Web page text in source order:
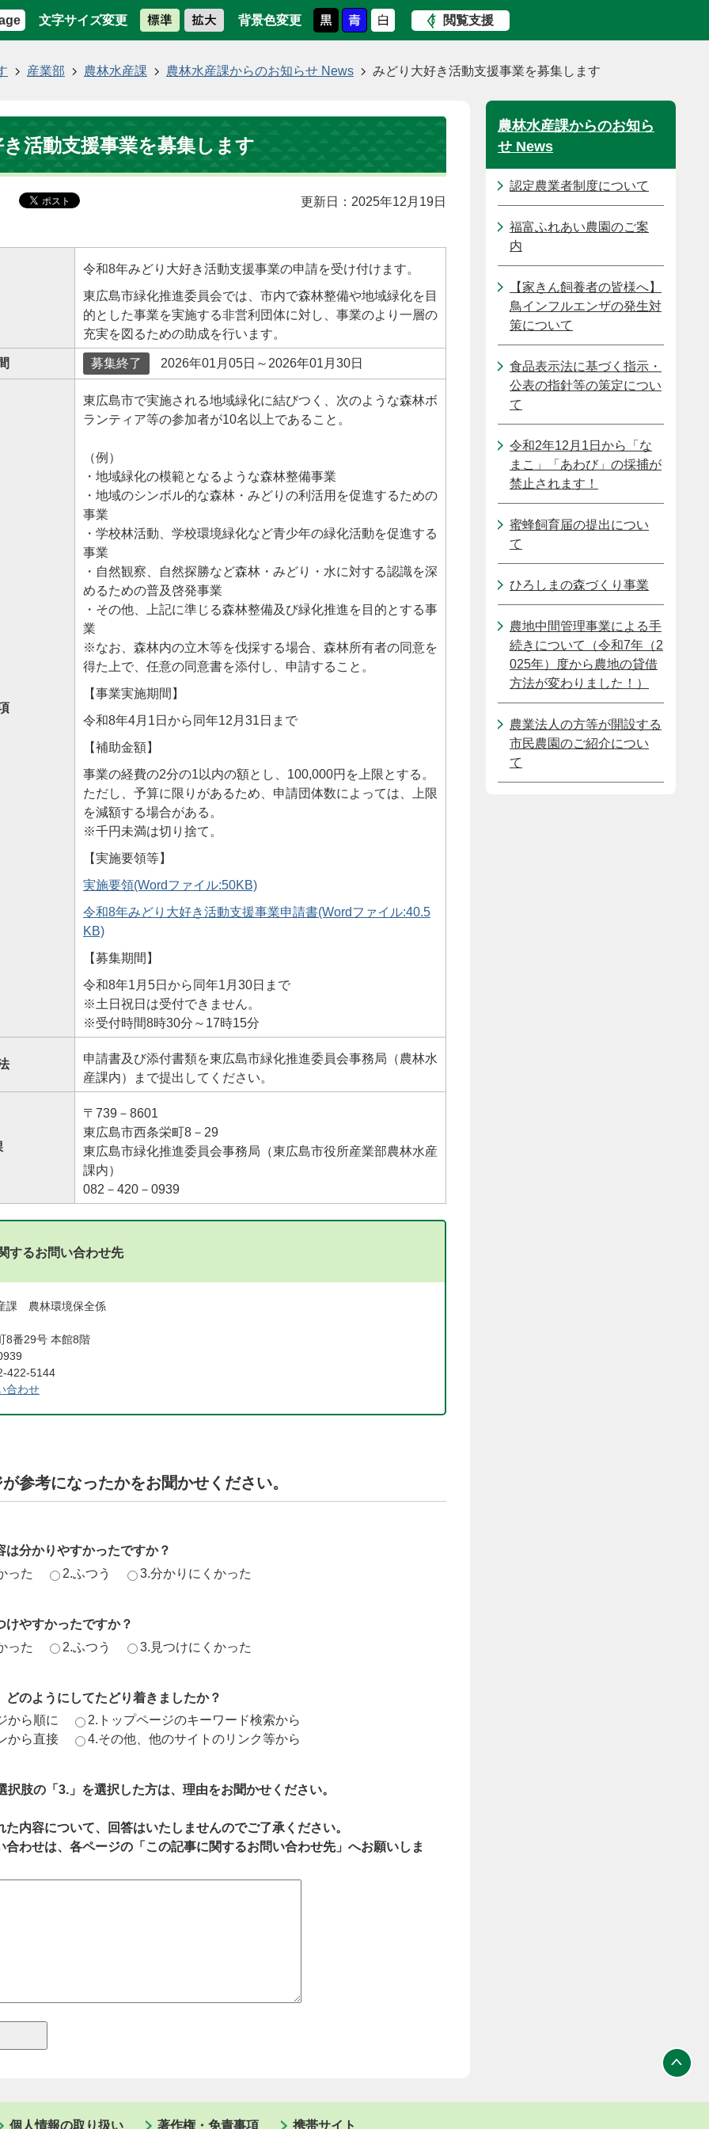
文字サイズ変更 背景色変更 閲覧支援
産業部 農林水産課 農林水産課からのお知らせ News みどり大好き活動支援事業を募集します
活動支援事業を募集します
更新日：2025年12月19日
令和8年みどり大好き活動支援事業の申請を受け付けます。
東広島市緑化推進委員会では、市内で森林整備や地域緑化を目
的とした事業を実施する非営利団体に対し、事業のより一層の
充実を図るための助成を行います。
募集終了 2026年01月05日～2026年01月30日
東広島市で実施される地域緑化に結びつく、次のような森林ボ
ランティア等の参加者が10名以上であること。
（例）
・地域緑化の模範となるような森林整備事業
・地域のシンボル的な森林・みどりの利活用を促進するための
事業
・学校林活動、学校環境緑化など青少年の緑化活動を促進する
事業
・自然観察、自然探勝など森林・みどり・水に対する認識を深
めるための普及啓発事業
・その他、上記に準じる森林整備及び緑化推進を目的とする事
業
※なお、森林内の立木等を伐採する場合、森林所有者の同意を
得た上で、任意の同意書を添付し、申請すること。
【事業実施期間】
令和8年4月1日から同年12月31日まで
【補助金額】
事業の経費の2分の1以内の額とし、100,000円を上限とする。
ただし、予算に限りがあるため、申請団体数によっては、上限
を減額する場合がある。
※千円未満は切り捨て。
【実施要領等】
実施要領(Wordファイル:50KB)
令和8年みどり大好き活動支援事業申請書(Wordファイル:40.5
KB)
【募集期間】
令和8年1月5日から同年1月30日まで
※土日祝日は受付できません。
※受付時間8時30分～17時15分
申請書及び添付書類を東広島市緑化推進委員会事務局（農林水
産課内）まで提出してください。
〒739－8601
東広島市西条栄町8－29
東広島市緑化推進委員会事務局（東広島市役所産業部農林水産
課内）
082－420－0939
するお問い合わせ先
課 農林環境保全係
8番29号 本館8階
422-5144
合わせ
参考になったかをお聞かせください。
は分かりやすかったですか？
った
2.ふつう 3.分かりにくかった
けやすかったですか？
った
2.ふつう 3.見つけにくかった
どのようにしてたどり着きましたか？
から順に
2.トップページのキーワード検索から
から直接
4.その他、他のサイトのリンク等から
択肢の「3.」を選択した方は、理由をお聞かせください。
た内容について、回答はいたしませんのでご了承ください。
合わせは、各ページの「この記事に関するお問い合わせ先」へお願いしま
農林水産課からのお知ら
せ News
認定農業者制度について
福富ふれあい農園のご案
内
【家きん飼養者の皆様へ】
鳥インフルエンザの発生対
策について
食品表示法に基づく指示・
公表の指針等の策定につい
て
令和2年12月1日から「な
まこ」「あわび」の採捕が
禁止されます！
蜜蜂飼育届の提出につい
て
ひろしまの森づくり事業
農地中間管理事業による手
続きについて（令和7年（2
025年）度から農地の貸借
方法が変わりました！）
農業法人の方等が開設する
市民農園のご紹介につい
て
個人情報の取り扱い 著作権・免責事項 携帯サイト